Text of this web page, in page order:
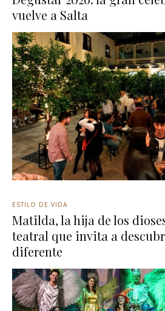
vuelve a Salta
ESTILO DE VIDA
Matilda, la hija de los
teatral que invita a
diferente